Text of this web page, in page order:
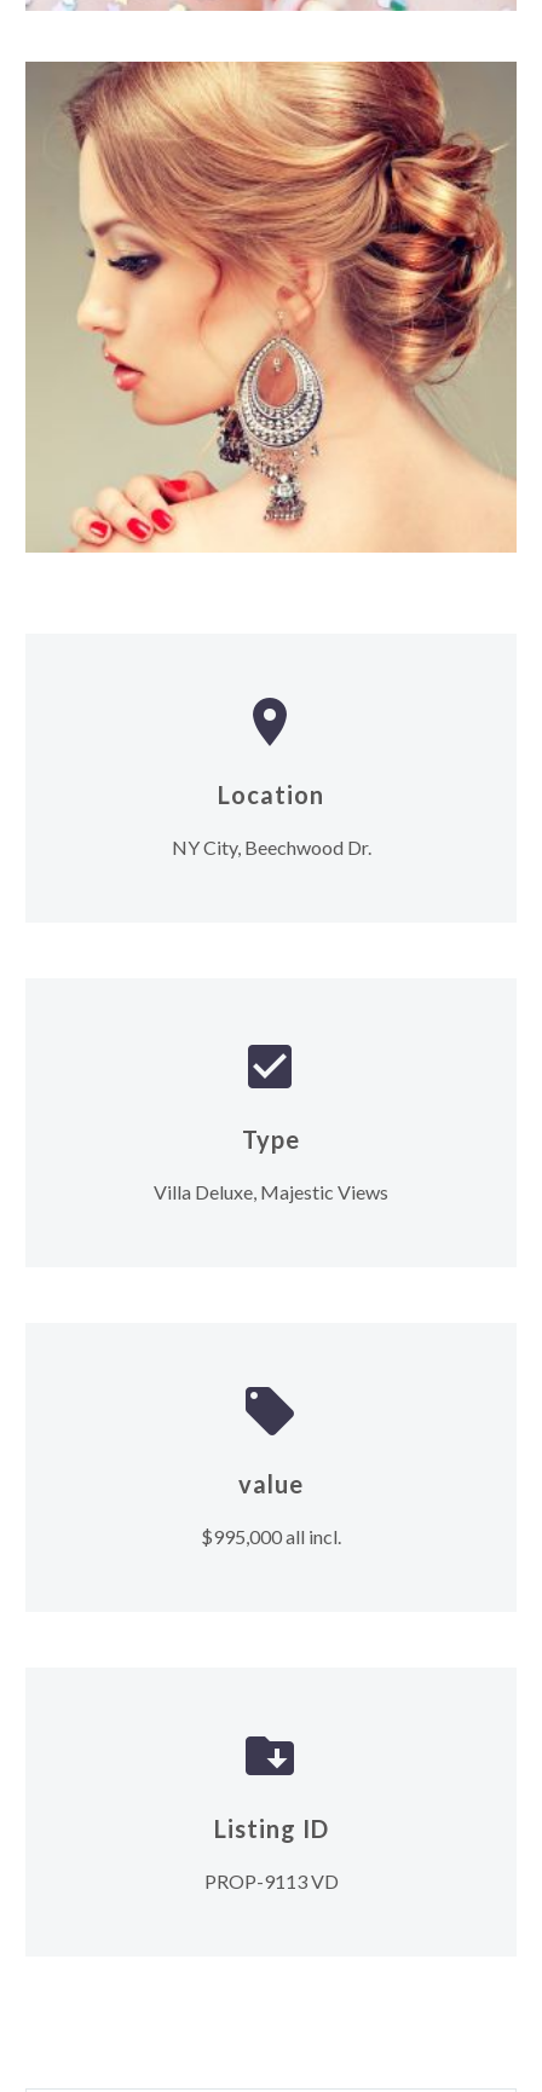


Location
NY City, Beechwood Dr.


Type
Villa Deluxe, Majestic Views


value
$995,000 all incl.


Listing ID
PROP-9113 VD